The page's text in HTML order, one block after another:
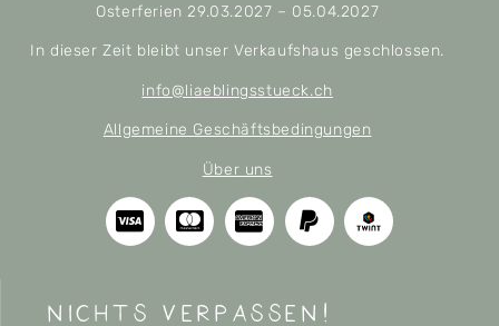
Osterferien 29.03.2027 – 05.04.2027
In dieser Zeit bleibt unser Verkaufshaus geschlossen.
info@liaeblingsstueck.ch
Allgemeine Geschäftsbedingungen
Über uns
nichts verpassen!